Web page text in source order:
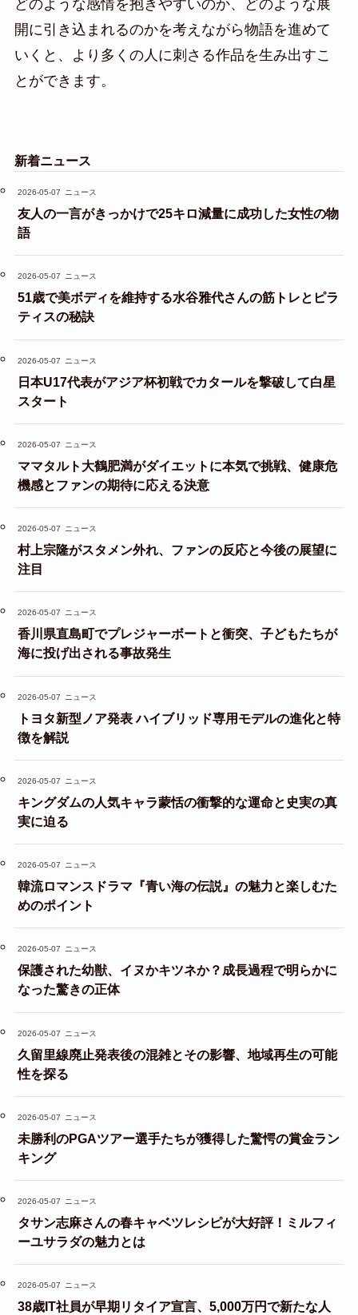
どのような感情を抱きやすいのか、どのような展
開に引き込まれるのかを考えながら物語を進めて
いくと、より多くの人に刺さる作品を生み出すこ
とができます。
新着ニュース
2026-05-07 ニュース
友人の一言がきっかけで25キロ減量に成功した女性の物
語
2026-05-07 ニュース
51歳で美ボディを維持する水谷雅代さんの筋トレとピラ
ティスの秘訣
2026-05-07 ニュース
日本U17代表がアジア杯初戦でカタールを撃破して白星
スタート
2026-05-07 ニュース
ママタルト大鶴肥満がダイエットに本気で挑戦、健康危
機感とファンの期待に応える決意
2026-05-07 ニュース
村上宗隆がスタメン外れ、ファンの反応と今後の展望に
注目
2026-05-07 ニュース
香川県直島町でプレジャーボートと衝突、子どもたちが
海に投げ出される事故発生
2026-05-07 ニュース
トヨタ新型ノア発表 ハイブリッド専用モデルの進化と特
徴を解説
2026-05-07 ニュース
キングダムの人気キャラ蒙恬の衝撃的な運命と史実の真
実に迫る
2026-05-07 ニュース
韓流ロマンスドラマ『青い海の伝説』の魅力と楽しむた
めのポイント
2026-05-07 ニュース
保護された幼獣、イヌかキツネか？成長過程で明らかに
なった驚きの正体
2026-05-07 ニュース
久留里線廃止発表後の混雑とその影響、地域再生の可能
性を探る
2026-05-07 ニュース
未勝利のPGAツアー選手たちが獲得した驚愕の賞金ラン
キング
2026-05-07 ニュース
タサン志麻さんの春キャベツレシピが大好評！ミルフィ
ーユサラダの魅力とは
2026-05-07 ニュース
38歳IT社員が早期リタイア宣言、5,000万円で新たな人